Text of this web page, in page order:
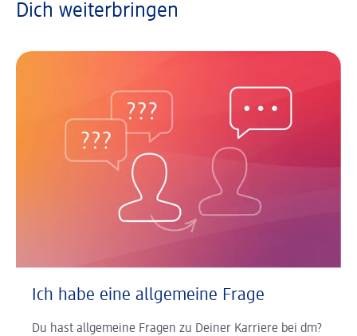
Dich weiterbringen
Ich habe eine allgemeine Frage
Du hast allgemeine Fragen zu Deiner Karriere bei dm?